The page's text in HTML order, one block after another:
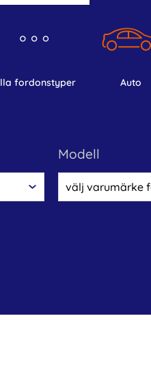
alla fordonstyper auto
modell